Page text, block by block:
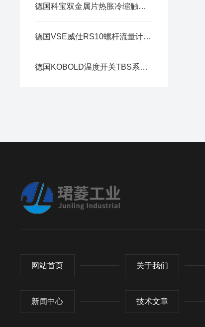
德国科宝双金属片热胀冷缩触发机械触点通断 + PT100/PT1000 电阻值
德国VSE威仕RS10螺杆流量计安装尺寸
德国KOBOLD温度开关TBS系列的安装指南
网站首页 关于我们
新闻中心 技术文章